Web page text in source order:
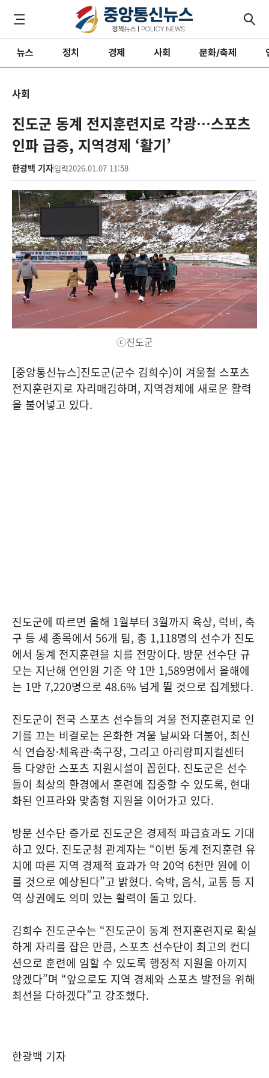
뉴스 정치 경제 사회 문화/축제
사회
진도군 동계 전지훈련지로 각광…스포츠
인파 급증, 지역경제 ‘활기’
한광백 기자입력2026.01.07 11:58
ⓒ진도군
[중앙통신뉴스]진도군(군수 김희수)이 겨울철 스포츠
전지훈련지로 자리매김하며, 지역경제에 새로운 활력
을 불어넣고 있다.
진도군에 따르면 올해 1월부터 3월까지 육상, 럭비, 축
구 등 세 종목에서 56개 팀, 총 1,118명의 선수가 진도
에서 동계 전지훈련을 치를 전망이다. 방문 선수단 규
모는 지난해 연인원 기준 약 1만 1,589명에서 올해에
는 1만 7,220명으로 48.6% 넘게 뛸 것으로 집계됐다.
진도군이 전국 스포츠 선수들의 겨울 전지훈련지로 인
기를 끄는 비결로는 온화한 겨울 날씨와 더불어, 최신
식 연습장·체육관·축구장, 그리고 아리랑피지컬센터
등 다양한 스포츠 지원시설이 꼽힌다. 진도군은 선수
들이 최상의 환경에서 훈련에 집중할 수 있도록, 현대
화된 인프라와 맞춤형 지원을 이어가고 있다.
방문 선수단 증가로 진도군은 경제적 파급효과도 기대
하고 있다. 진도군청 관계자는 “이번 동계 전지훈련 유
치에 따른 지역 경제적 효과가 약 20억 6천만 원에 이
를 것으로 예상된다”고 밝혔다. 숙박, 음식, 교통 등 지
역 상권에도 의미 있는 활력이 돌고 있다.
김희수 진도군수는 “진도군이 동계 전지훈련지로 확실
하게 자리를 잡은 만큼, 스포츠 선수단이 최고의 컨디
션으로 훈련에 임할 수 있도록 행정적 지원을 아끼지
않겠다”며 “앞으로도 지역 경제와 스포츠 발전을 위해
최선을 다하겠다”고 강조했다.
한광백 기자